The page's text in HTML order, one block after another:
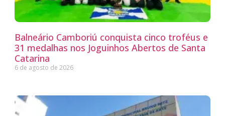
Balneário Camboriú conquista cinco troféus e
31 medalhas nos Joguinhos Abertos de Santa
Catarina
6 de agosto de 2026